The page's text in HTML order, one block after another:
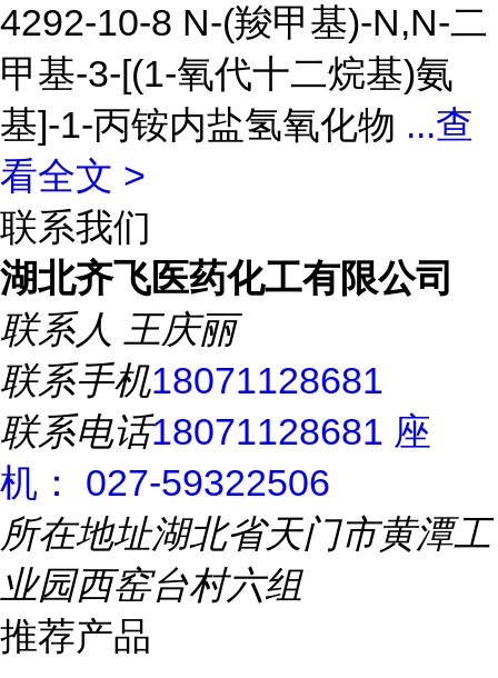
4292-10-8 N-(羧甲基)-N,N-二
甲基-3-[(1-氧代十二烷基)氨
基]-1-丙铵内盐氢氧化物 ...查
看全文 >
联系我们
湖北齐飞医药化工有限公司
联系人 王庆丽
联系手机18071128681
联系电话18071128681 座
机： 027-59322506
所在地址湖北省天门市黄潭工
业园西窑台村六组
推荐产品